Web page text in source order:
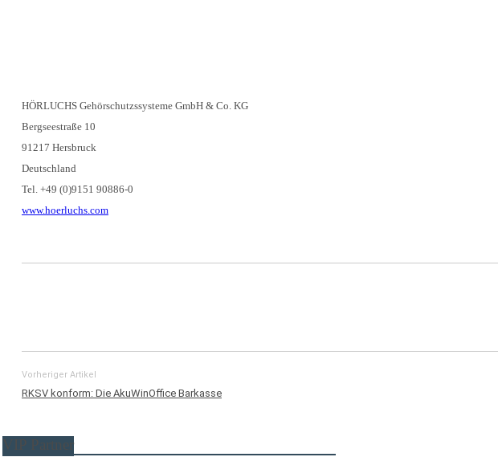
HÖRLUCHS Gehörschutzssysteme GmbH & Co. KG
Bergseestraße 10
91217 Hersbruck
Deutschland
Tel. +49 (0)9151 90886-0
www.hoerluchs.com
Vorheriger Artikel
RKSV konform: Die AkuWinOffice Barkasse
VIP Partner